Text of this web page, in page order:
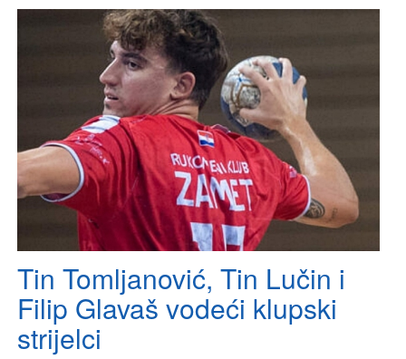
Tin Tomljanović, Tin Lučin i
Filip Glavaš vodeći klupski
strijelci